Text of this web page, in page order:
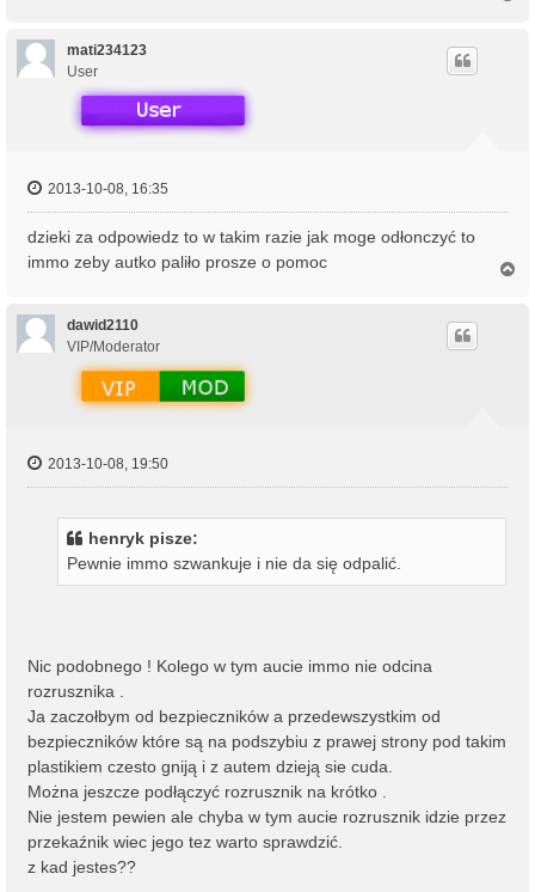
mati234123
User
2013-10-08, 16:35
dzieki za odpowiedz to w takim razie jak moge odłonczyć to
immo zeby autko paliło prosze o pomoc
dawid2110
VIP/Moderator
2013-10-08, 19:50
henryk pisze:
Pewnie immo szwankuje i nie da się odpalić.
Nic podobnego ! Kolego w tym aucie immo nie odcina
rozrusznika .
Ja zaczołbym od bezpieczników a przedewszystkim od
bezpieczników które są na podszybiu z prawej strony pod takim
plastikiem czesto gniją i z autem dzieją sie cuda.
Można jeszcze podłączyć rozrusznik na krótko .
Nie jestem pewien ale chyba w tym aucie rozrusznik idzie przez
przekaźnik wiec jego tez warto sprawdzić.
z kad jestes??